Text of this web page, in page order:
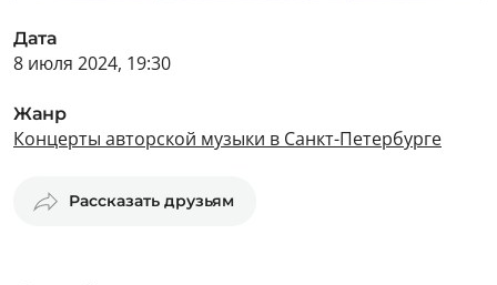
Дата
8 июля 2024, 19:30
Жанр
Концерты авторской музыки в Санкт-Петербурге
Рассказать друзьям